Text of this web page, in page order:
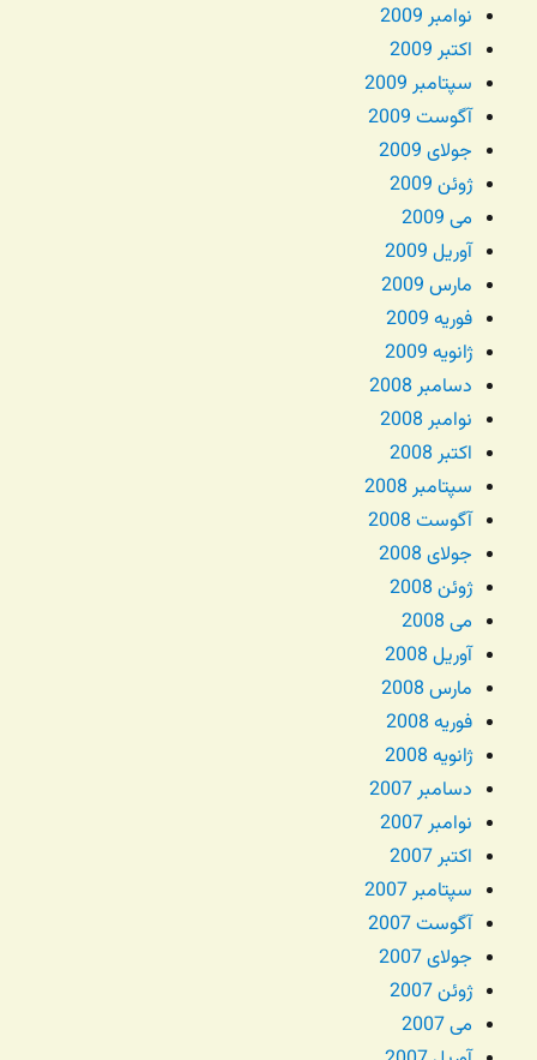
نوامبر 2009
اکتبر 2009
سپتامبر 2009
آگوست 2009
جولای 2009
ژوئن 2009
می 2009
آوریل 2009
مارس 2009
فوریه 2009
ژانویه 2009
دسامبر 2008
نوامبر 2008
اکتبر 2008
سپتامبر 2008
آگوست 2008
جولای 2008
ژوئن 2008
می 2008
آوریل 2008
مارس 2008
فوریه 2008
ژانویه 2008
دسامبر 2007
نوامبر 2007
اکتبر 2007
سپتامبر 2007
آگوست 2007
جولای 2007
ژوئن 2007
می 2007